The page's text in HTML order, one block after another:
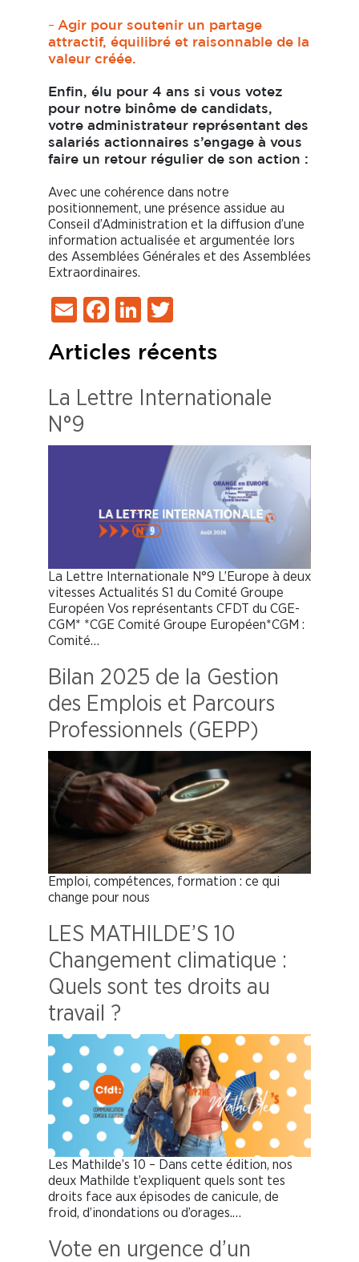
– Agir pour soutenir un partage
attractif, équilibré et raisonnable de la
valeur créée.
Enfin, élu pour 4 ans si vous votez
pour notre binôme de candidats,
votre administrateur représentant des
salariés actionnaires s’engage à vous
faire un retour régulier de son action :
Avec une cohérence dans notre
positionnement, une présence assidue au
Conseil d’Administration et la diffusion d’une
information actualisée et argumentée lors
des Assemblées Générales et des Assemblées
Extraordinaires.
EmailFacebook
LinkedIn
Articles récents
La Lettre Internationale
N°9
La Lettre Internationale N°9 L’Europe à deux
vitesses Actualités S1 du Comité Groupe
Européen Vos représentants CFDT du CGE-
CGM* *CGE Comité Groupe Européen*CGM :
Comité…
Bilan 2025 de la Gestion
des Emplois et Parcours
Professionnels (GEPP)
Emploi, compétences, formation : ce qui
change pour nous
LES MATHILDE’S 10
Changement climatique :
Quels sont tes droits au
travail ?
Les Mathilde’s 10 – Dans cette édition, nos
deux Mathilde t’expliquent quels sont tes
droits face aux épisodes de canicule, de
froid, d’inondations ou d’orages.…
Vote en urgence d’un